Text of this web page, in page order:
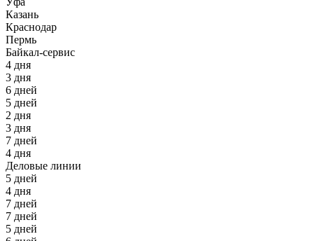
Казань
Краснодар
Пермь
Байкал-сервис
4 дня
3 дня
6 дней
5 дней
2 дня
3 дня
7 дней
4 дня
Деловые линии
5 дней
4 дня
7 дней
7 дней
5 дней